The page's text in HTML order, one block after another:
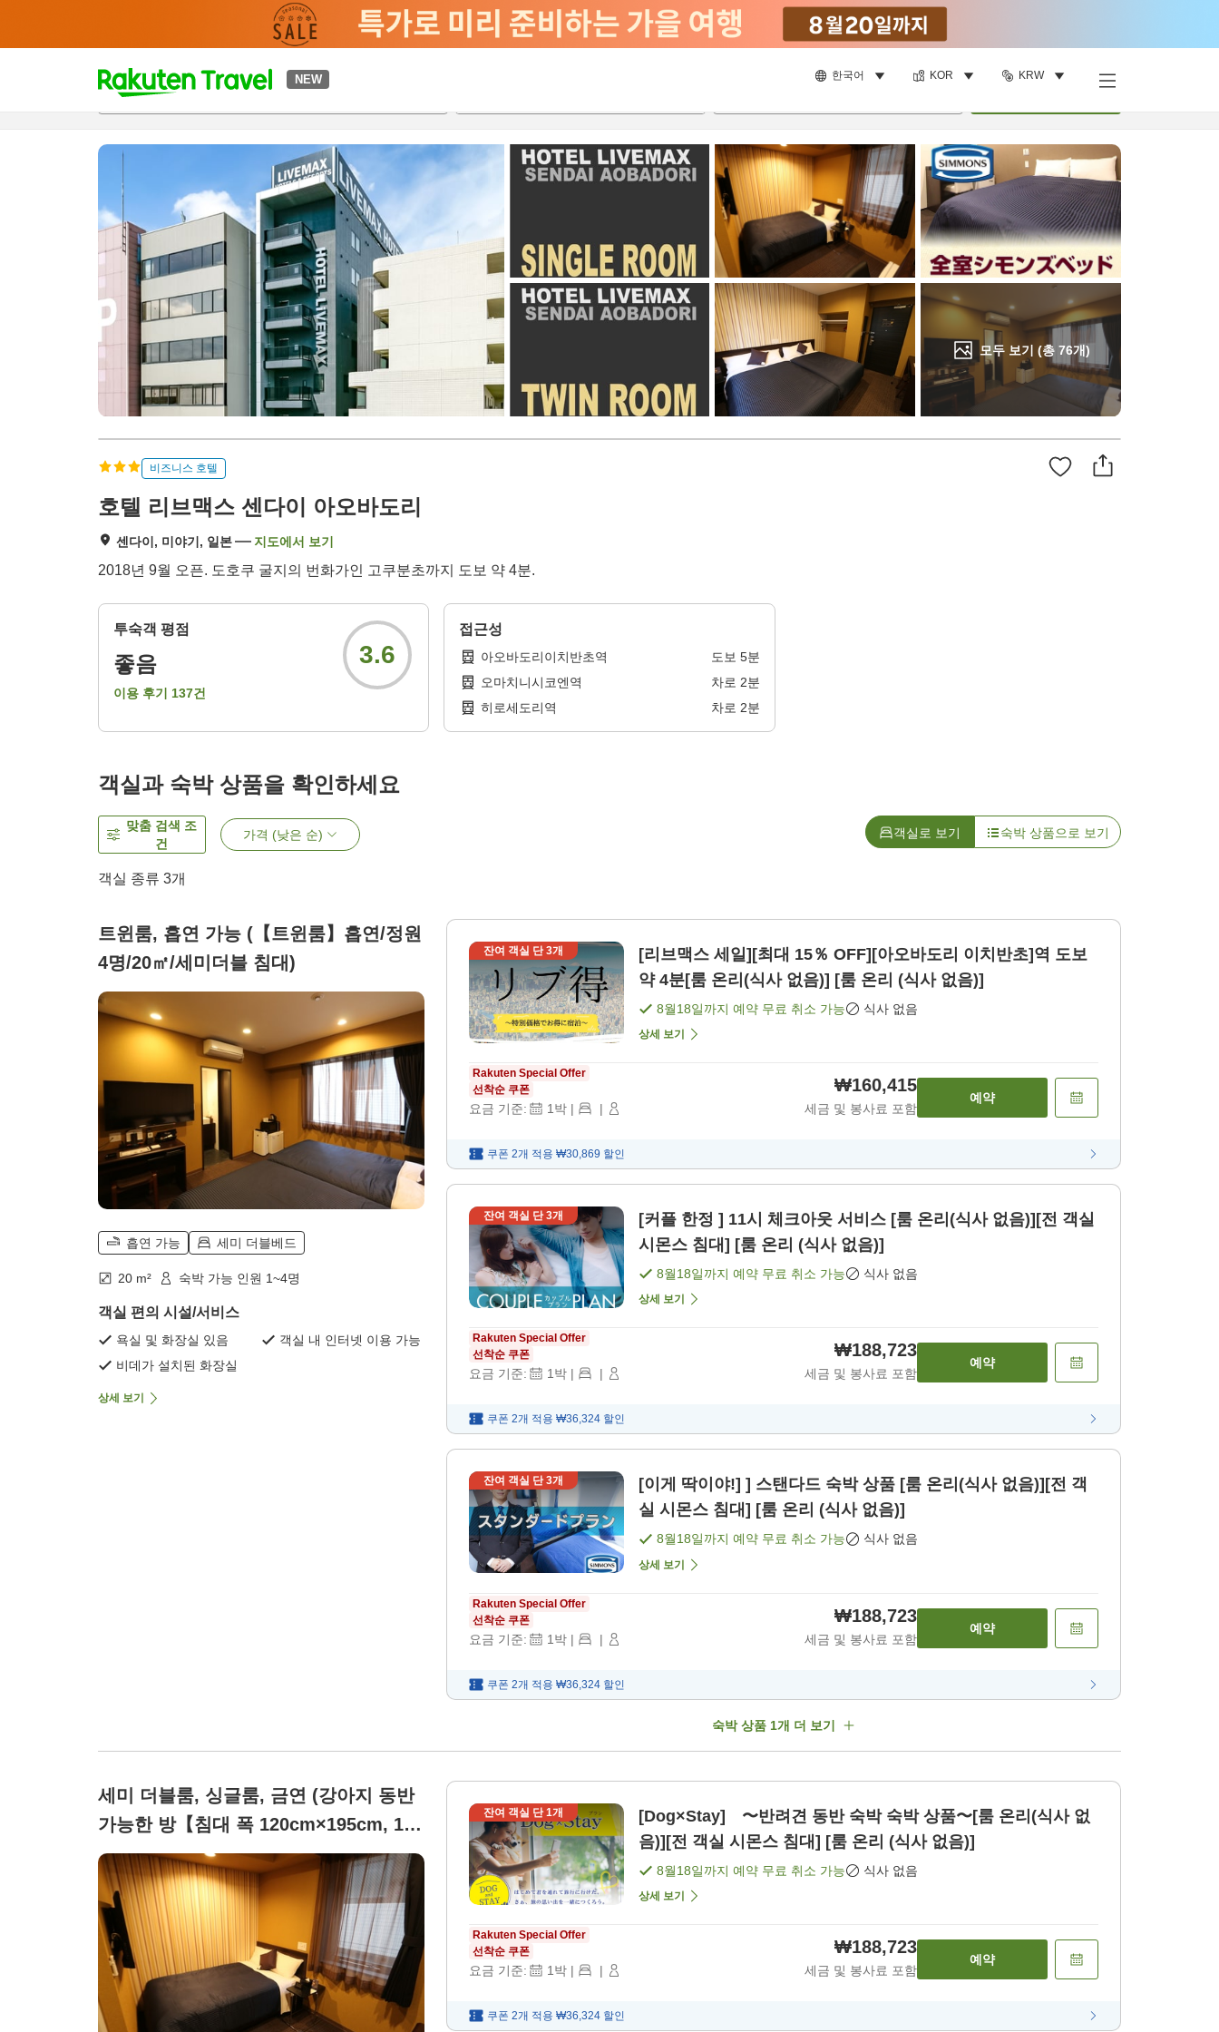
NEW 한국어 KOR KRW
t
p
a
_
s
r
모두 보기 (총 76개)
개요객실 & 숙박 상품이용 후기 하이라이트
비즈니스 호텔
호텔 리브맥스 센다이 아오바도리
센다이, 미야기, 일본 지도에서 보기
2018년 9월 오픈. 도호쿠 굴지의 번화가인 고쿠분초까지 도보 약 4분.
투숙객 평점
좋음
이용 후기 137건
3.6
접근성
아오바도리이치반초역 도보 5분
오마치니시코엔역
차로 2분
히로세도리역
차로 2분
객실과 숙박 상품을 확인하세요
맞춤 검색 조
건
가격 (낮은 순) 객실로 보기 숙박 상품으로 보기
객실 종류 3개
트윈룸, 흡연 가능 (【트윈룸】흡연/정원
4명/20㎡/세미더블 침대)
흡연 가능 세미 더블베드
20 m² 숙박 가능 인원 1~4명
객실 편의 시설/서비스
욕실 및 화장실 있음
객실 내 인터넷 이용 가능
비데가 설치된 화장실
상세 보기
잔여 객실 단3개
[리브맥스 세일][최대 15％ OFF][아오바도리 이치반초]역 도보
약 4분[룸 온리(식사 없음)] [룸 온리 (식사 없음)]
8월18일까지 예약 무료 취소 가능 식사 없음
상세 보기
Rakuten Special Offer
선착순 쿠폰
요금 기준: 1박 | |
₩160,415
세금 및 봉사료 포함
예약
쿠폰 2개 적용 ₩30,869 할인
잔여 객실 단3개
[커플 한정 ] 11시 체크아웃 서비스 [룸 온리(식사 없음)][전 객실
시몬스 침대] [룸 온리 (식사 없음)]
8월18일까지 예약 무료 취소 가능 식사 없음
상세 보기
Rakuten Special Offer
선착순 쿠폰
요금 기준: 1박 | |
₩188,723
세금 및 봉사료 포함
예약
쿠폰 2개 적용 ₩36,324 할인
잔여 객실 단3개
[이게 딱이야!] ] 스탠다드 숙박 상품 [룸 온리(식사 없음)][전 객
실 시몬스 침대] [룸 온리 (식사 없음)]
8월18일까지 예약 무료 취소 가능 식사 없음
상세 보기
Rakuten Special Offer
선착순 쿠폰
요금 기준: 1 박 | |
₩188,723
세금 및 봉사료 포함
예약
쿠폰 2개 적용 ₩36,324 할인
숙박 상품 1개 더 보기
세미 더블룸, 싱글룸, 금연 (강아지 동반
가능한 방【침대 폭 120cm×195cm, 1
대】)
잔여 객실 단1개
[Dog×Stay] 〜반려견 동반 숙박 숙박 상품〜[룸 온리(식사 없
음)][전 객실 시몬스 침대] [룸 온리 (식사 없음)]
8월18일까지 예약 무료 취소 가능 식사 없음
상세 보기
Rakuten Special Offer
선착순 쿠폰
요금 기준: 1 박 | |
₩188,723
세금 및 봉사료 포함
예약
쿠폰 2개 적용 ₩36,324 할인